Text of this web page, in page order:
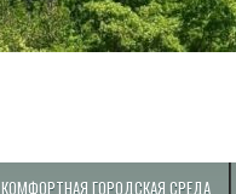
КОМФОРТНАЯ ГОРОДСКАЯ СРЕДА